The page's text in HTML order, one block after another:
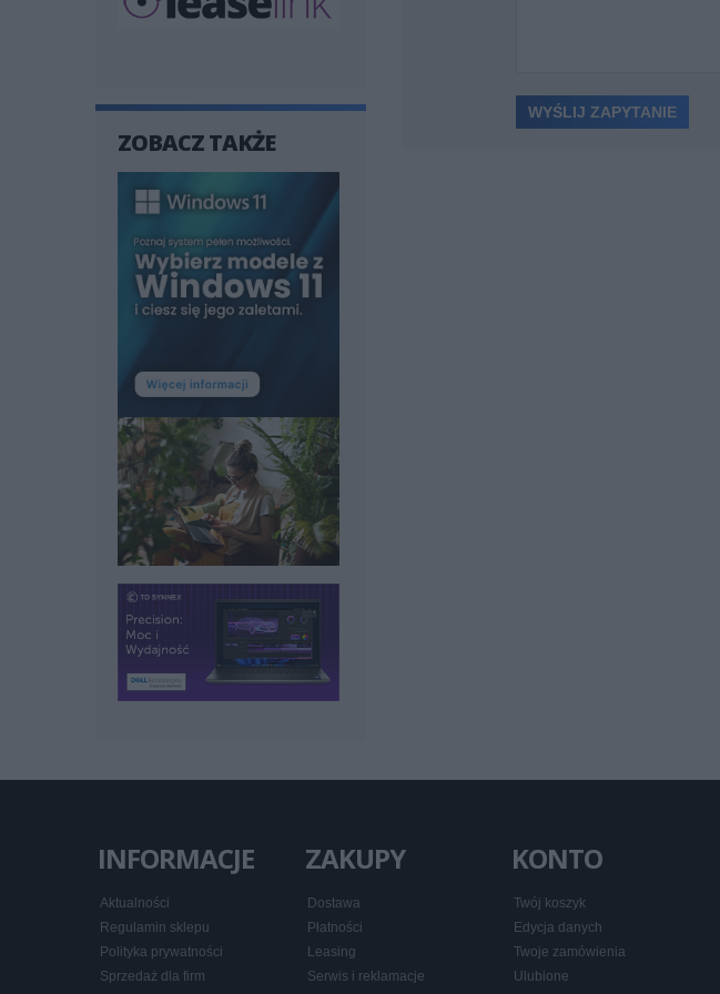
ZOBACZ TAKŻE
INFORMACJE
Aktualności
Regulamin sklepu
Polityka prywatności
Sprzedaż dla firm
ZAKUPY
Dostawa
Płatności
Leasing
Serwis i reklamacje
KONTO
Twój koszyk
Edycja danych
Twoje zamówienia
Ulubione